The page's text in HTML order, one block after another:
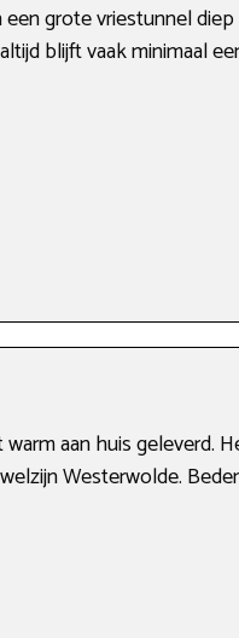
grote vriestunnel diep
blijft vaak minimaal
aan huis geleverd.
Westerwolde.